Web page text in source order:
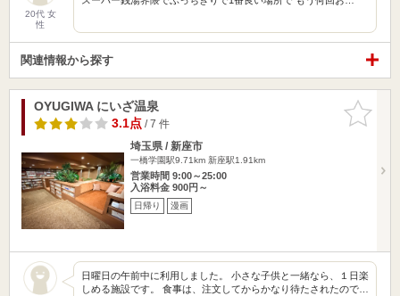
20代 女
性
関連情報から探す
お気に入
りに追加
OYUGIWA にいざ温泉
3.1点/ 7 件
埼玉県 / 新座市
一橋学園駅9.71km 新座駅1.91km
営業時間 9:00～25:00
入浴料金 900円～
日帰り 漫画
日曜日の午前中に利用しました。 小さな子供と一緒なら、１日楽
しめる施設です。 食事は、注文してからかなり待たされたので…